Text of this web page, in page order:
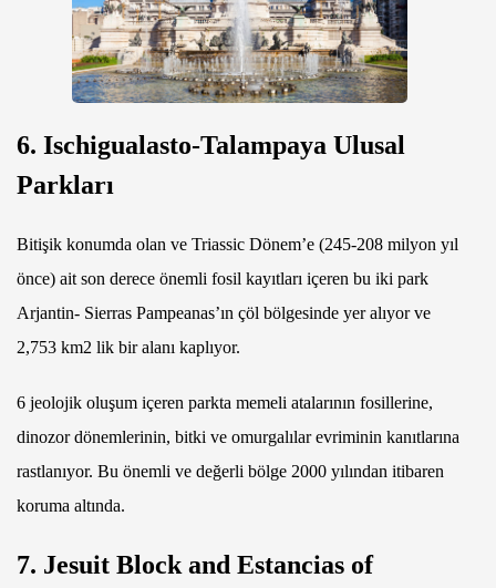
6. Ischigualasto-Talampaya Ulusal
Parkları
Bitişik konumda olan ve Triassic Dönem’e (245-208 milyon yıl
önce) ait son derece önemli fosil kayıtları içeren bu iki park
Arjantin- Sierras Pampeanas’ın çöl bölgesinde yer alıyor ve
2,753 km2 lik bir alanı kaplıyor.
6 jeolojik oluşum içeren parkta memeli atalarının fosillerine,
dinozor dönemlerinin, bitki ve omurgalılar evriminin kanıtlarına
rastlanıyor. Bu önemli ve değerli bölge 2000 yılından itibaren
koruma altında.
7. Jesuit Block and Estancias of